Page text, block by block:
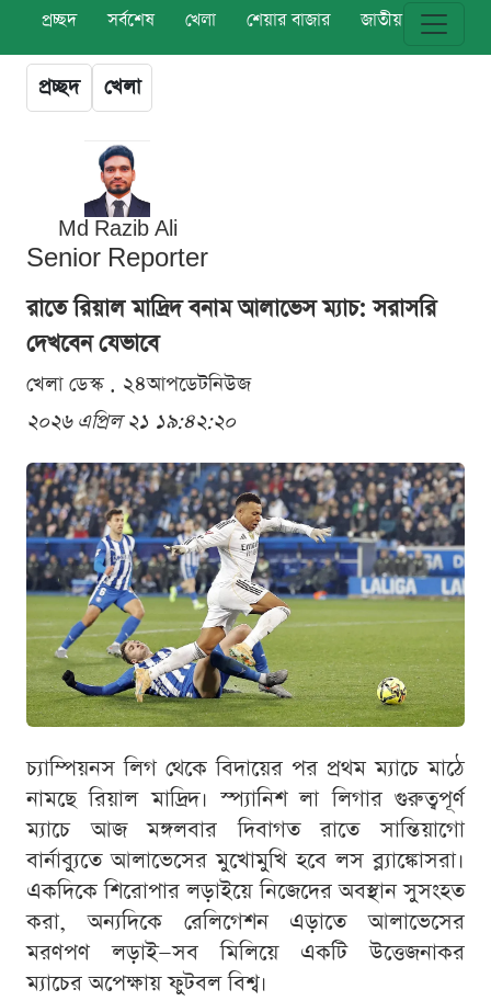
প্রচ্ছদ সর্বশেষ খেলা শেয়ার বাজার জাতীয় বিশ্ব
প্রচ্ছদ খেলা
Md Razib Ali
Senior Reporter
রাতে রিয়াল মাদ্রিদ বনাম আলাভেস ম্যাচ: সরাসরি
দেখবেন যেভাবে
খেলা ডেস্ক . ২৪আপডেটনিউজ
২০২৬ এপ্রিল ২১ ১৯:৪২:২০
চ্যাম্পিয়নস লিগ থেকে বিদায়ের পর প্রথম ম্যাচে মাঠে
নামছে রিয়াল মাদ্রিদ। স্প্যানিশ লা লিগার গুরুত্বপূর্ণ
ম্যাচে আজ মঙ্গলবার দিবাগত রাতে সান্তিয়াগো
বার্নাব্যুতে আলাভেসের মুখোমুখি হবে লস ব্ল্যাঙ্কোসরা।
একদিকে শিরোপার লড়াইয়ে নিজেদের অবস্থান সুসংহত
করা, অন্যদিকে রেলিগেশন এড়াতে আলাভেসের
মরণপণ লড়াই—সব মিলিয়ে একটি উত্তেজনাকর
ম্যাচের অপেক্ষায় ফুটবল বিশ্ব।